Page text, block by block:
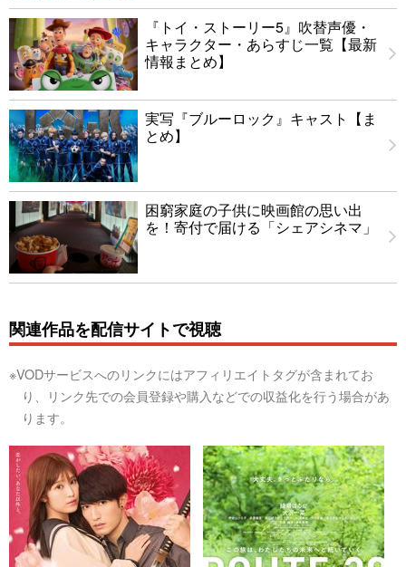
『トイ・ストーリー5』吹替声優・
キャラクター・あらすじ一覧【最新
情報まとめ】
実写『ブルーロック』キャスト【ま
とめ】
困窮家庭の子供に映画館の思い出
を！寄付で届ける「シェアシネマ」
関連作品を配信サイトで視聴
※VODサービスへのリンクにはアフィリエイトタグが含まれてお
り、リンク先での会員登録や購入などでの収益化を行う場合があ
ります。